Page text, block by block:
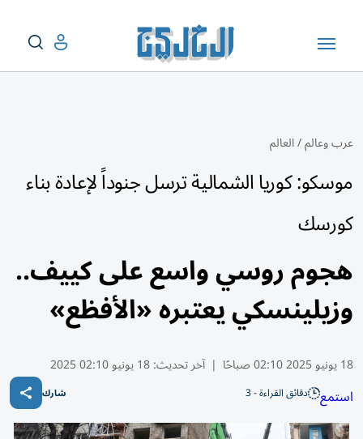
عرب وعالم/العالم
موسكو: كوريا الشمالية ترسل جنوداً لإعادة بناء
كورسك
هجوم روسي واسع على كييف..
وزيلينسكي يعتبره «الأفظع»
18 يونيو 2025 02:10 صباحًا | آخر تحديث:18 يونيو 02:10 2025
استمع دقائق القراءة - 3 شارك